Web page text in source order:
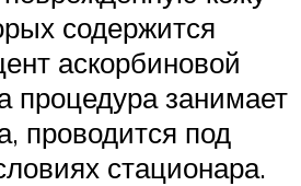
содержится
аскорбиновой
процедура занимает
проводится под
стационара.